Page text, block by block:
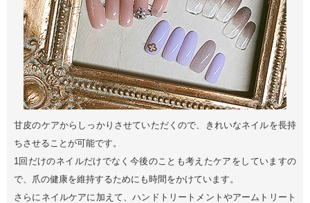
甘皮のケアからしっかりさせていただくので、きれいなネイルを長持
ちさせることが可能です。
1回だけのネイルだけでなく今後のことも考えたケアをしていますの
で、爪の健康を維持するためにも時間をかけています。
さらにネイルケアに加えて、ハンドトリートメントやアームトリート